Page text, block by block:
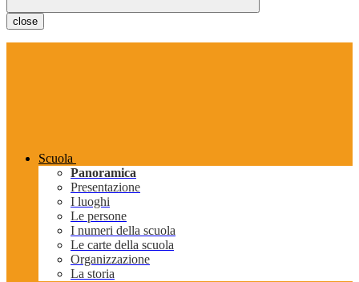
close
Scuola
Panoramica
Presentazione
I luoghi
Le persone
I numeri della scuola
Le carte della scuola
Organizzazione
La storia